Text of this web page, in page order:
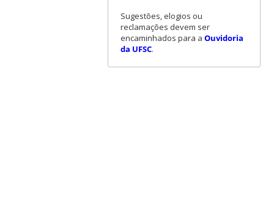
Sugestões, elogios ou
reclamações devem ser
encaminhados para a Ouvidoria
da UFSC.